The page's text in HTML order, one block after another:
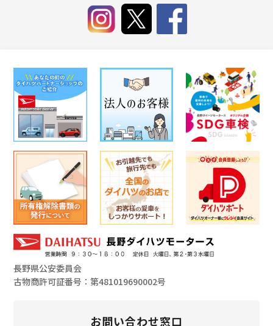
長野県公安委員会
古物商許可証番号：第481019690002号
お問い合わせ窓口